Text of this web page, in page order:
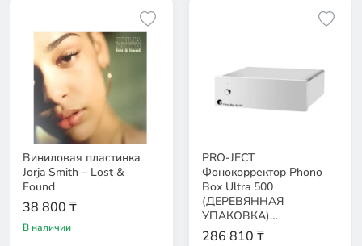
Виниловая пластинка
Jorja Smith – Lost &
Found
38 800 ₸
В наличии
PRO-JECT
Фонокорректор Phono
Box Ultra 500
(ДЕРЕВЯННАЯ
УПАКОВКА)
EAN:9120097824530
286 810 ₸